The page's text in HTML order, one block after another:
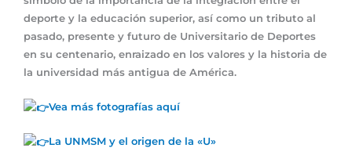
deporte y la educación superior, así como un tributo al
pasado, presente y futuro de Universitario de Deportes
en su centenario, enraizado en los valores y la historia de
la universidad más antigua de América.
Vea más fotografías aquí
La UNMSM y el origen de la «U»